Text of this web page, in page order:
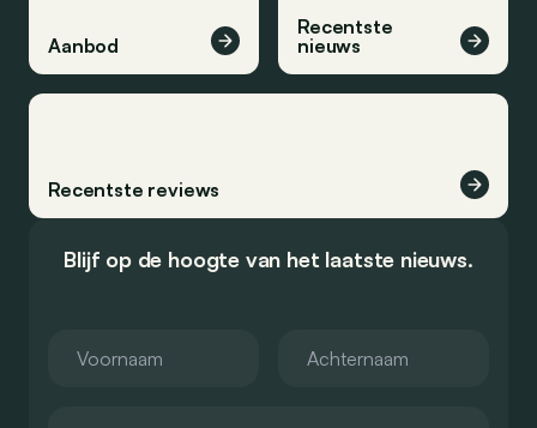
Aanbod
Recentste
nieuws
Recentste reviews
Blijf op de hoogte van het laatste nieuws.